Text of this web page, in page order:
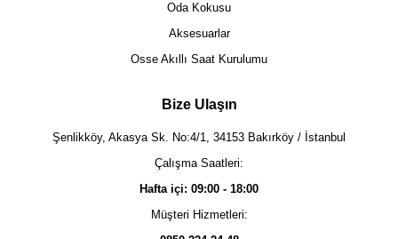
Oda Kokusu
Aksesuarlar
Osse Akıllı Saat Kurulumu
Bize Ulaşın
Şenlikköy, Akasya Sk. No:4/1, 34153 Bakırköy / İstanbul
Çalışma Saatleri:
Hafta içi: 09:00 - 18:00
Müşteri Hizmetleri: